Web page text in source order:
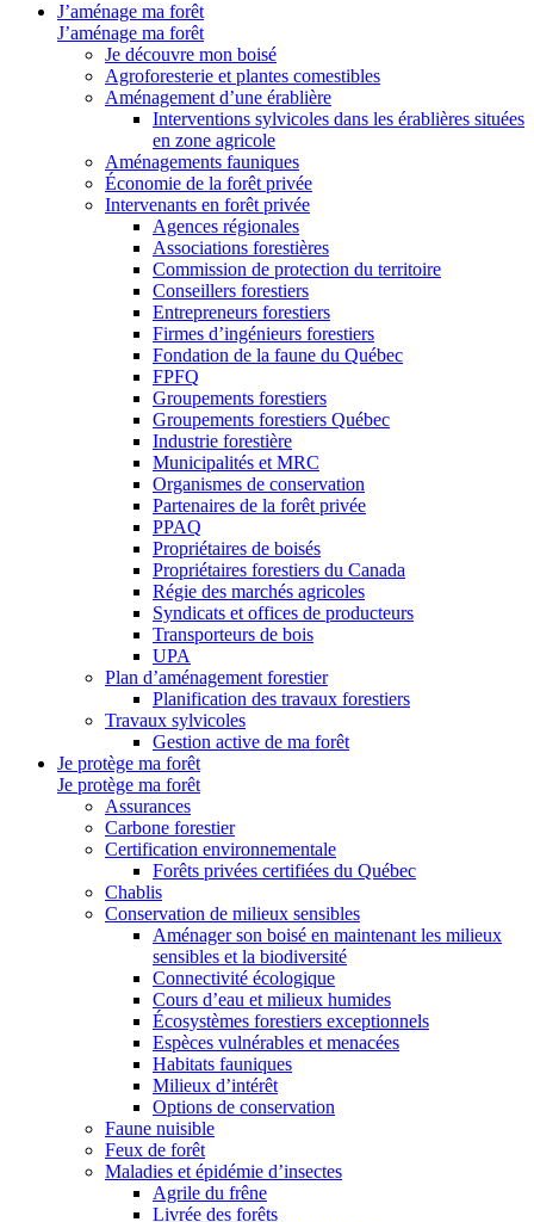
J’aménage ma forêt
J’aménage ma forêt
Je découvre mon boisé
Agroforesterie et plantes comestibles
Aménagement d’une érablière
Interventions sylvicoles dans les érablières situées
en zone agricole
Aménagements fauniques
Économie de la forêt privée
Intervenants en forêt privée
Agences régionales
Associations forestières
Commission de protection du territoire
Conseillers forestiers
Entrepreneurs forestiers
Firmes d’ingénieurs forestiers
Fondation de la faune du Québec
FPFQ
Groupements forestiers
Groupements forestiers Québec
Industrie forestière
Municipalités et MRC
Organismes de conservation
Partenaires de la forêt privée
PPAQ
Propriétaires de boisés
Propriétaires forestiers du Canada
Régie des marchés agricoles
Syndicats et offices de producteurs
Transporteurs de bois
UPA
Plan d’aménagement forestier
Planification des travaux forestiers
Travaux sylvicoles
Gestion active de ma forêt
Je protège ma forêt
Je protège ma forêt
Assurances
Carbone forestier
Certification environnementale
Forêts privées certifiées du Québec
Chablis
Conservation de milieux sensibles
Aménager son boisé en maintenant les milieux
sensibles et la biodiversité
Connectivité écologique
Cours d’eau et milieux humides
Écosystèmes forestiers exceptionnels
Espèces vulnérables et menacées
Habitats fauniques
Milieux d’intérêt
Options de conservation
Faune nuisible
Feux de forêt
Maladies et épidémie d’insectes
Agrile du frêne
Livrée des forêts